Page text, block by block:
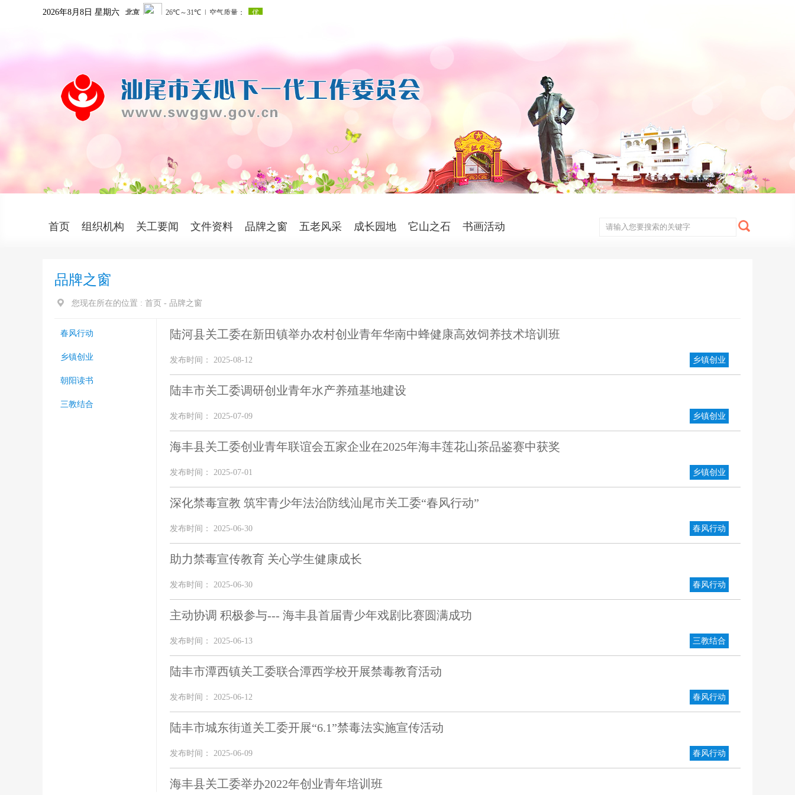
2026年8月8日 星期六
首页 组织机构 关工要闻 文件资料 品牌之窗 五老风采 成长园地 它山之石 书画活动
品牌之窗
您现在所在的位置 : 首页 - 品牌之窗
春风行动
乡镇创业
朝阳读书
三教结合
陆河县关工委在新田镇举办农村创业青年华南中蜂健康高效饲养技术培训班
发布时间： 2025-08-12 乡镇创业
陆丰市关工委调研创业青年水产养殖基地建设
发布时间： 2025-07-09 乡镇创业
海丰县关工委创业青年联谊会五家企业在2025年海丰莲花山茶品鉴赛中获奖
发布时间： 2025-07-01 乡镇创业
深化禁毒宣教 筑牢青少年法治防线汕尾市关工委“春风行动”
发布时间： 2025-06-30 春风行动
助力禁毒宣传教育 关心学生健康成长
发布时间： 2025-06-30 春风行动
主动协调 积极参与--- 海丰县首届青少年戏剧比赛圆满成功
发布时间： 2025-06-13 三教结合
陆丰市潭西镇关工委联合潭西学校开展禁毒教育活动
发布时间： 2025-06-12 春风行动
陆丰市城东街道关工委开展“6.1”禁毒法实施宣传活动
发布时间： 2025-06-09 春风行动
海丰县关工委举办2022年创业青年培训班